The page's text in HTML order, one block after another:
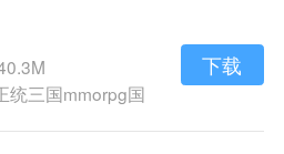
统三国mmorpg国
下载